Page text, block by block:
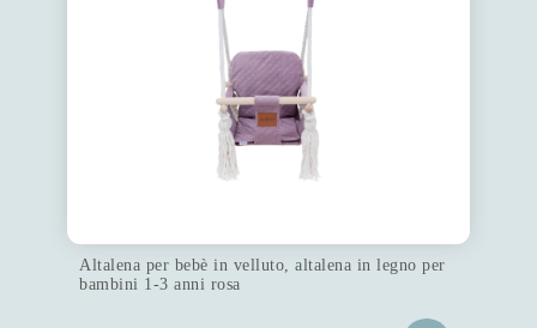
Altalena per bebè in velluto, altalena in legno per
bambini 1-3 anni rosa